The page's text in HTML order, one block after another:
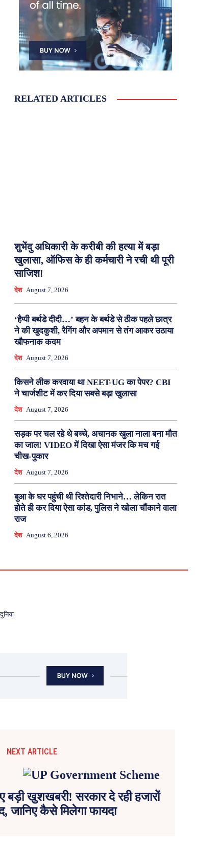
RELATED ARTICLES
शुभेंदु अधिकारी के करीबी की हत्या में बड़ा
खुलासा, ऑफिस के ही कर्मचारी ने रची थी पूरी
साजिश!
देश August 7, 2026
‘हैप्पी बर्थडे दीदी…’ बहन के बर्थडे से ठीक पहले छात्र
ने की खुदकुशी, रैगिंग और अपमान से तंग आकर उठाया
खौफनाक कदम
देश August 7, 2026
किसने लीक करवाया था NEET-UG का पेपर? CBI
ने चार्जशीट में कर दिया सबसे बड़ा खुलासा
देश August 7, 2026
सड़क पर चल रहे थे बच्चे, अचानक खुला नाला बना मौत
का जाल! VIDEO में दिखा ऐसा मंजर कि मच गई
चीख-पुकार
देश August 7, 2026
बुआ के घर पहुंची थी रिश्तेदारी निभाने… लेकिन रात
होते ही कर दिया ऐसा कांड, पुलिस ने खोला चौंकाने वाला
राज
देश August 6, 2026
दुनिया
NEXT ARTICLE
बड़ी खुशखबरी! सरकार दे रही हजारों
जानिए कैसे मिलेगा फायदा